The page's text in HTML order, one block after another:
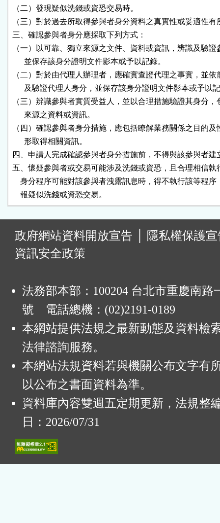
（二）發現疑似洗錢或資恐交易時。
（三）對於過去所取得參與者身分資料之真實性或妥適性有
三、確認參與者身分應採取下列方式：
（一）以可靠、獨立來源之文件、資料或資訊，辨識及驗證
      並保存該身分證明文件影本或予以記錄。
（二）對於由代理人辦理者，應確實查證代理之事實，並依
及驗證代理人身分，並保存該身分證明文件影本或予以
（三）辨識參與者實質受益人，並以合理措施驗證其身分，
      來源之資料或資訊。
（四）確認參與者身分措施，應包括瞭解業務關係之目的及
      形取得相關資訊。
四、申請人完成確認參與者身分措施前，不得與該參與者建
五、懷疑參與者或交易可能涉及洗錢或資恐，且合理相信執
身分程序可能對該參與者洩露訊息時，得不執行該等程序
    報疑似洗錢或資恐交易。
政府網站資料開放宣告
隱私權保護
資訊安全政策
法務部本部：100204 台北市重慶南路
號 電話總機：(02)2191-0189
本網站提供法規之最新動態及資料檢
法律諮詢服務。
本網站法規資料若與機關公布文字有
以公布之書面資料為準。
資料庫內容雙週五定期更新，法規整
日：2026/07/31